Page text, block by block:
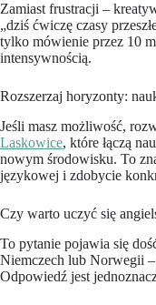
Zamiast frustracji –
„dziś ćwiczę czasy
tylko mówienie przez 10
intensywnością.
Rozszerzaj horyzonty:
Jeśli masz możliwość,
Laskowice, które łączą
nowym środowisku. To
językowej i zdobycie
Czy warto uczyć się
To pytanie pojawia się
Niemczech lub Norwegii
Odpowiedź jest